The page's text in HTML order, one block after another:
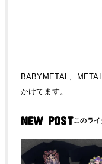
BABYMETAL、
かけてます。
NEW POST